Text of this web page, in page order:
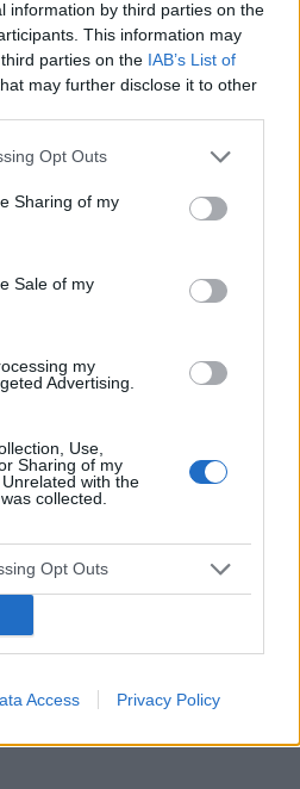
information by third parties on the
This information may
parties on the IAB’s List of
may further disclose it to other
Opt Outs
Sharing of my
Sale of my
my
Advertising.
Use,
Sharing of my
with the
collected.
Opt Outs
Access Privacy Policy
urodziłam dziecko. W
że dostałam pierwszej
piersią) ale to nie było
śluz który jednego
trwa 3 dni a raz 6 jak przy
- forum dla rodziny i
pacjentki
2 . (Treść krępująca)
korzystania w toalecie,
się , bardzo silny
spędziłam czasu. Co to
pozytywne komentarze ,
mogę nie odpisywać ,
gabbka09@gmail.com
antykoncepcja ginekologia